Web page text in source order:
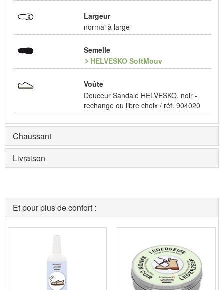
Largeur
normal à large
Semelle
HELVESKO SoftMouv
Voûte
Douceur Sandale HELVESKO, noir -
rechange ou libre choix / réf. 904020
Chaussant
Livraison
Et pour plus de confort :